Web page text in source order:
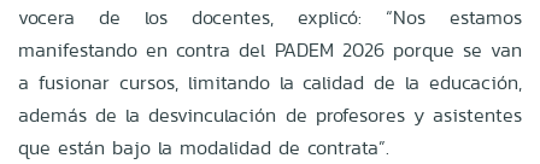
vocera de los docentes, explicó: “Nos estamos
manifestando en contra del PADEM 2026 porque se van
a fusionar cursos, limitando la calidad de la educación,
además de la desvinculación de profesores y asistentes
que están bajo la modalidad de contrata”.